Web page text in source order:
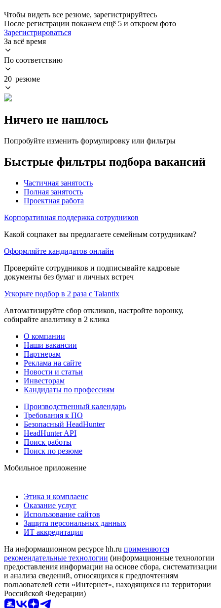
Чтобы видеть все резюме, зарегистрируйтесь
После регистрации покажем ещё 5 и откроем фото
Зарегистрироваться
За всё время
По соответствию
20 резюме
Ничего не нашлось
Попробуйте изменить формулировку или фильтры
Быстрые фильтры подбора вакансий
Частичная занятость
Полная занятость
Проектная работа
Корпоративная поддержка сотрудников
Какой соцпакет вы предлагаете семейным сотрудникам?
Оформляйте кандидатов онлайн
Проверяйте сотрудников и подписывайте кадровые
документы без бумаг и личных встреч
Ускорьте подбор в 2 раза с Talantix
Автоматизируйте сбор откликов, настройте воронку,
собирайте аналитику в 2 клика
О компании
Наши вакансии
Партнерам
Реклама на сайте
Новости и статьи
Инвесторам
Кандидаты по профессиям
Производственный календарь
Требования к ПО
Безопасный HeadHunter
HeadHunter API
Поиск работы
Поиск по резюме
Мобильное приложение
Этика и комплаенс
Оказание услуг
Использование сайтов
Защита персональных данных
ИТ аккредитация
На информационном ресурсе hh.ru применяются
рекомендательные технологии (информационные технологии
предоставления информации на основе сбора, систематизации
и анализа сведений, относящихся к предпочтениям
пользователей сети «Интернет», находящихся на территории
Российской Федерации)